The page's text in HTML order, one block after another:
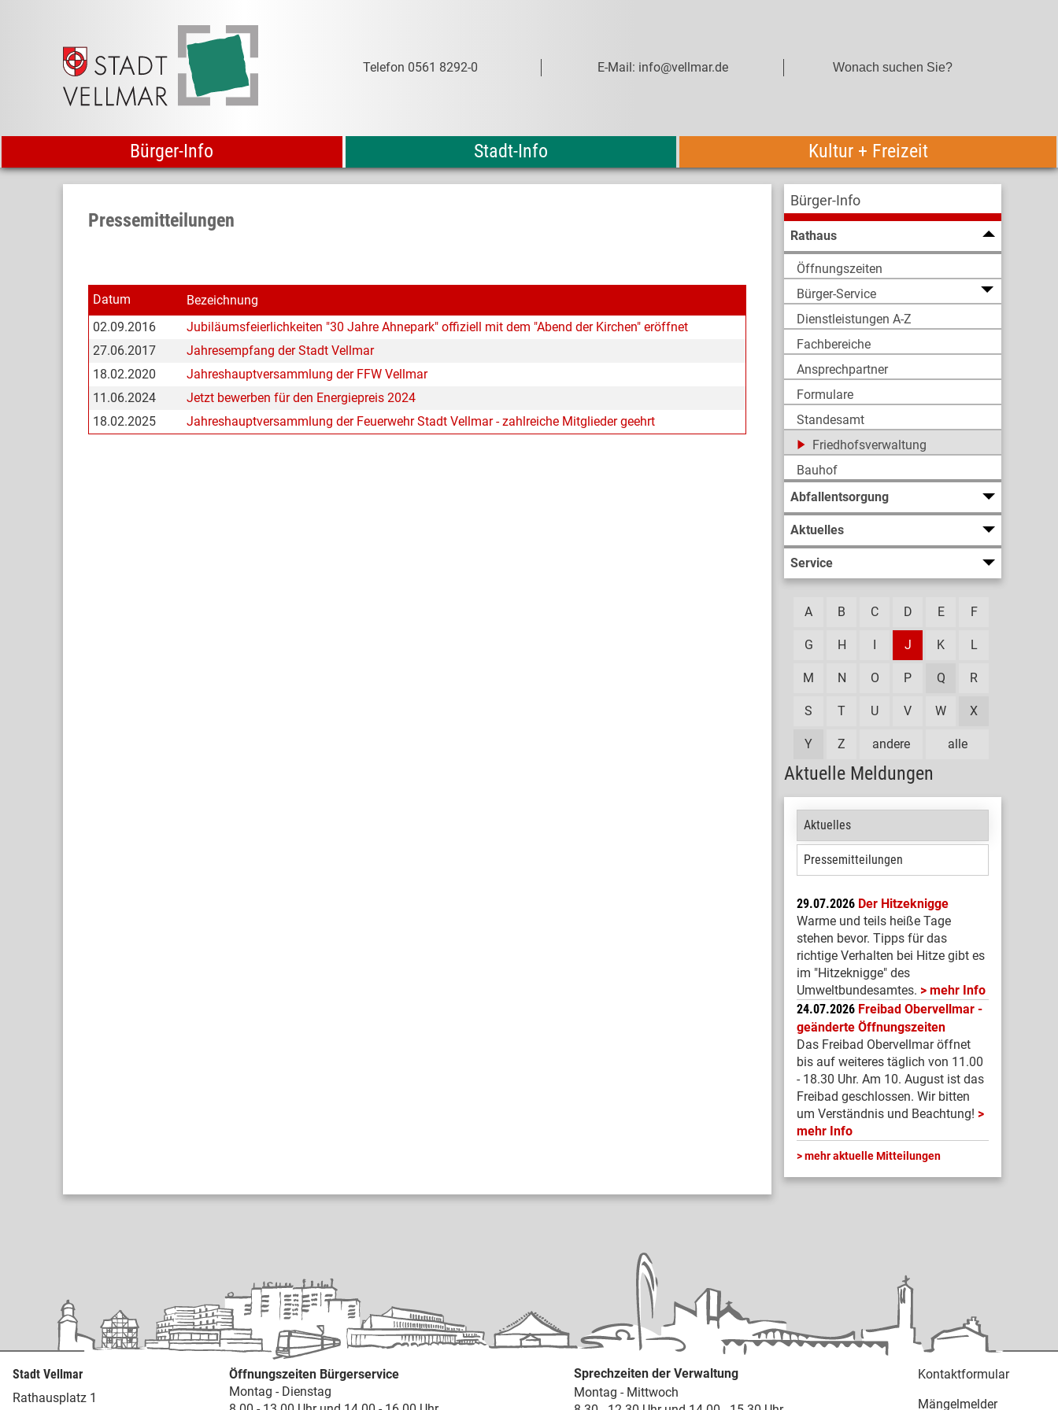
Telefon 0561 8292-0 E-Mail: info@vellmar.de
Bürger-Info Stadt-Info Kultur + Freizeit
Bürger-Info
Rathaus
Öffnungszeiten
Bürger-Service
Dienstleistungen A-Z
Fachbereiche
Ansprechpartner
Formulare
Standesamt
Friedhofsverwaltung
Bauhof
Abfallentsorgung
Aktuelles
Service
alle
A B C D E F
G H J K L
M N O P Q R
S T U V W X
Y Z andere
Aktuelle Meldungen
Aktuelles
Pressemitteilungen
29.07.2026 Der Hitzeknigge
Warme und teils heiße Tage
stehen bevor. Tipps für das
richtige Verhalten bei Hitze gibt es
im "Hitzeknigge" des
Umweltbundesamtes.
mehr Info
24.07.2026 Freibad Obervellmar -
geänderte Öffnungszeiten
Das Freibad Obervellmar öffnet
bis auf weiteres täglich von 11.00
- 18.30 Uhr. Am 10. August ist das
Freibad geschlossen. Wir bitten
um Verständnis und Beachtung!
mehr Info
mehr aktuelle Mitteilungen
Pressemitteilungen
Datum
Bezeichnung
02.09.2016
Jubiläumsfeierlichkeiten "30 Jahre Ahnepark" offiziell mit dem "Abend der Kirchen" eröffnet
27.06.2017
Jahresempfang der Stadt Vellmar
18.02.2020
Jahreshauptversammlung der FFW Vellmar
11.06.2024
Jetzt bewerben für den Energiepreis 2024
18.02.2025
Jahreshauptversammlung der Feuerwehr Stadt Vellmar - zahlreiche Mitglieder geehrt
Stadt Vellmar
Rathausplatz 1
Öffnungszeiten Bürgerservice
Montag - Dienstag
Sprechzeiten der Verwaltung
Montag - Mittwoch
Kontaktformular
Mängelmelder